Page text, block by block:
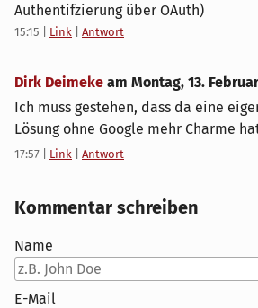
Authentifzierung über OAuth)
15:15 Link Antwort
Dirk Deimeke am Montag, 13.
Ich muss gestehen, dass da eine
Lösung ohne Google mehr Charme
17:57 Link Antwort
Kommentar schreiben
Name
E-Mail